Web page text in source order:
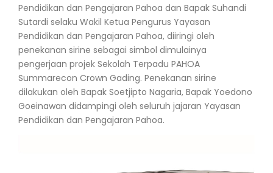
Pendidikan dan Pengajaran Pahoa dan Bapak Suhandi
Sutardi selaku Wakil Ketua Pengurus Yayasan
Pendidikan dan Pengajaran Pahoa, diiringi oleh
penekanan sirine sebagai simbol dimulainya
pengerjaan projek Sekolah Terpadu PAHOA
Summarecon Crown Gading. Penekanan sirine
dilakukan oleh Bapak Soetjipto Nagaria, Bapak Yoedono
Goeinawan didampingi oleh seluruh jajaran Yayasan
Pendidikan dan Pengajaran Pahoa.